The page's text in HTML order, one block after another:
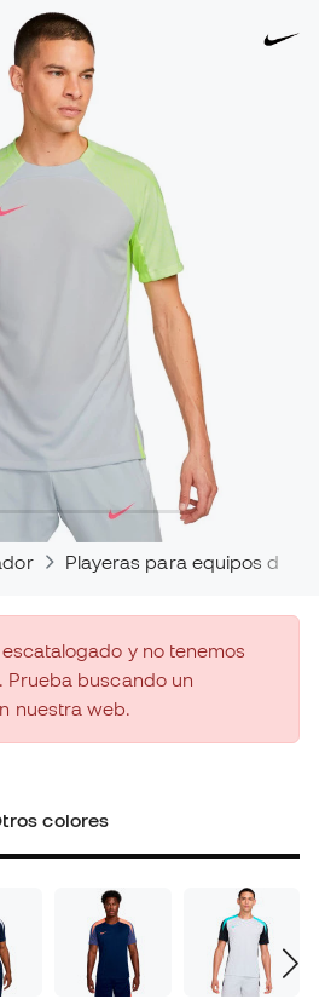
Playeras para equipos de
y no tenemos
Prueba buscando un
nuestra web.
colores